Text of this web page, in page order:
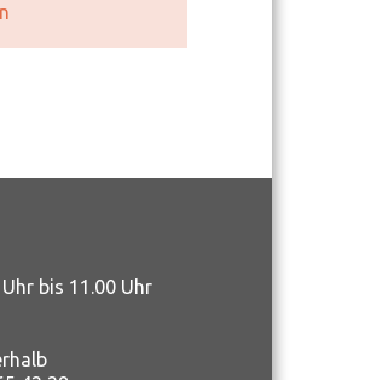
bis 11.00 Uhr